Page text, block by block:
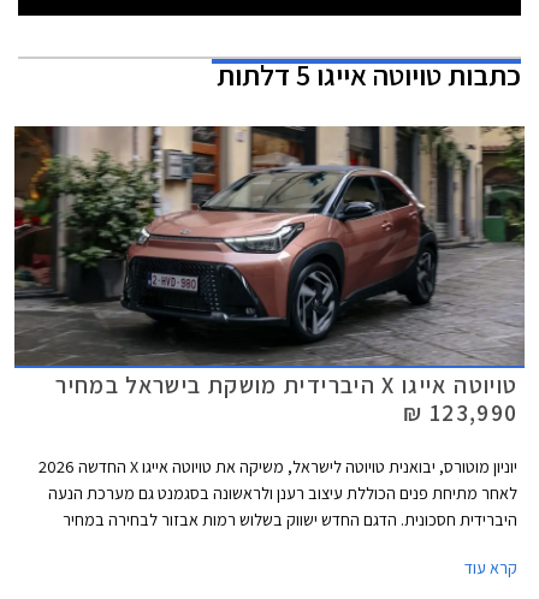
כתבותטויוטה אייגו 5 דלתות
טויוטה אייגו X היברידית מושקת בישראל במחיר
123,990 ₪
יוניון מוטורס, יבואנית טויוטה לישראל, משיקה את טויוטה אייגו X החדשה 2026
לאחר מתיחת פנים הכוללת עיצוב רענן ולראשונה בסגמנט גם מערכת הנעה
היברידית חסכונית. הדגם החדש ישווק בשלוש רמות אבזור לבחירה במחיר
המוחלף.
קרא עוד